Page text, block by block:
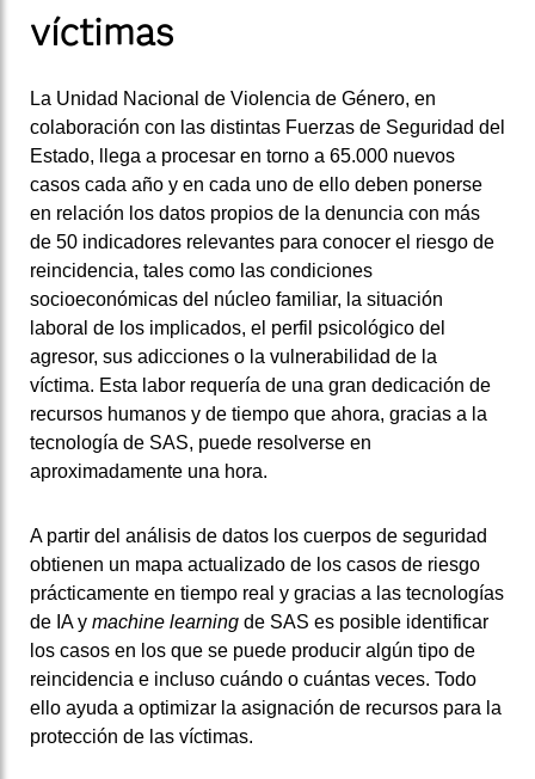
víctimas
La Unidad Nacional de Violencia de Género, en
colaboración con las distintas Fuerzas de Seguridad del
Estado, llega a procesar en torno a 65.000 nuevos
casos cada año y en cada uno de ello deben ponerse
en relación los datos propios de la denuncia con más
de 50 indicadores relevantes para conocer el riesgo de
reincidencia, tales como las condiciones
socioeconómicas del núcleo familiar, la situación
laboral de los implicados, el perfil psicológico del
agresor, sus adicciones o la vulnerabilidad de la
víctima. Esta labor requería de una gran dedicación de
recursos humanos y de tiempo que ahora, gracias a la
tecnología de SAS, puede resolverse en
aproximadamente una hora.
A partir del análisis de datos los cuerpos de seguridad
obtienen un mapa actualizado de los casos de riesgo
prácticamente en tiempo real y gracias a las tecnologías
de IA y machine learning de SAS es posible identificar
los casos en los que se puede producir algún tipo de
reincidencia e incluso cuándo o cuántas veces. Todo
ello ayuda a optimizar la asignación de recursos para la
protección de las víctimas.